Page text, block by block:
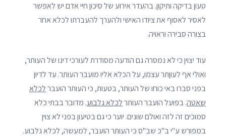
טעון בדיקה ותיקון. בהעדר אירוע של סיכון חיי אדם יש לאפשר
לאסיר לאסוף את ציודו האישי ולהערך להעברתו לכלא אחר
בצורה סבירה וראויה.
עוד יצוין כי לא נמסרה גם הודעה מסודרת לעורכי דינו של העותר,
ואולי אף לעוןתר עצמו, על הכלא אליו מועבר העותר. עד לדיון
בפני סברו באי כוחו של העותר, בטעות, כי העותר הועברלכלא
שאטה. בפועל הועבר העותרלכלא גלבוע. מדובר בבתי כלא
סמוכים זה לזה ואולם שונים. יוער כי גם בטיעון בפני לא צוין
במפורש ע"י ב"כ שב"ס כי העותר הועבר, למעשה, לכלא גלבוע.